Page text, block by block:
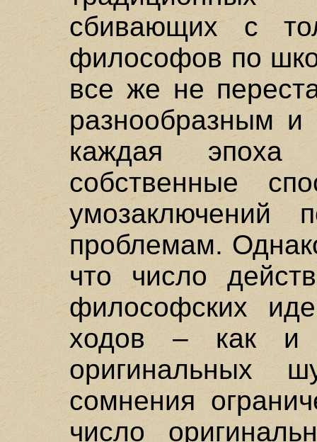
сбивающих с
философов по
все же не
разнообразным
каждая эпоха
собственные
проблемам.
что число
философских
ходов – как и
оригинальных
сомнения
число